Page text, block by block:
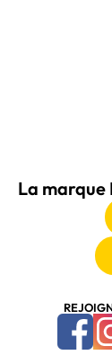
La marque